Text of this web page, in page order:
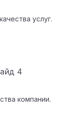
услуг.
4
компании.